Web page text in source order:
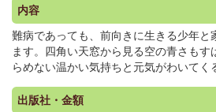
内容
難病であっても、前向きに生きる少年と
ます。四角い天窓から見る空の青さもす
らめない温かい気持ちと元気がわいてく
出版社・金額